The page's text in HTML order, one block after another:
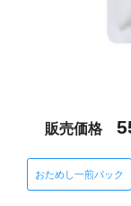
販売価格
おためし一煎パック